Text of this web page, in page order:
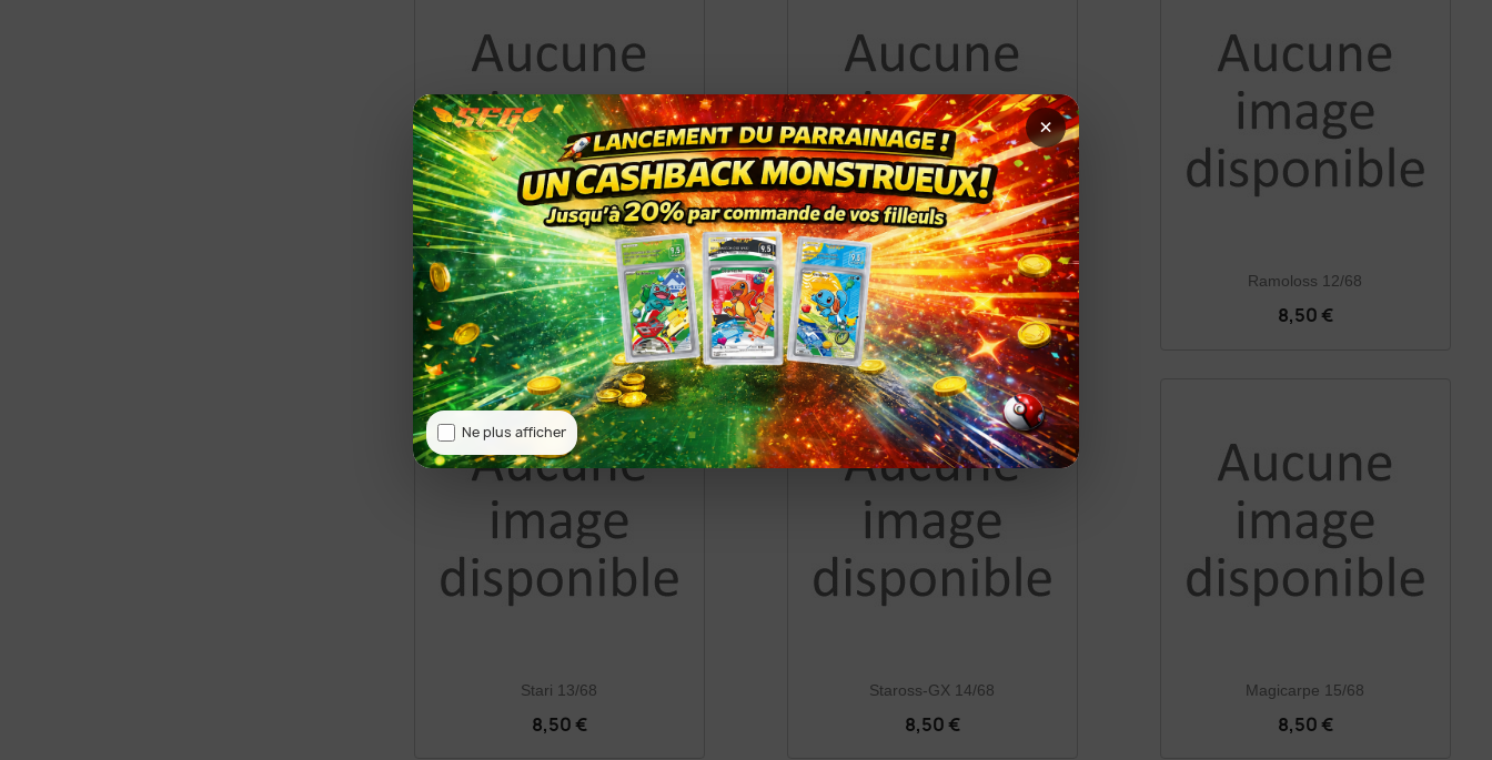
Magmar 10/68
8,50 €
Psykokwak 11/68
8,50 €
Ramoloss 12/68
8,50 €
Stari 13/68
8,50 €
Staross-GX 14/68
8,50 €
Magicarpe 15/68
8,50 €
×
Ne plus afficher